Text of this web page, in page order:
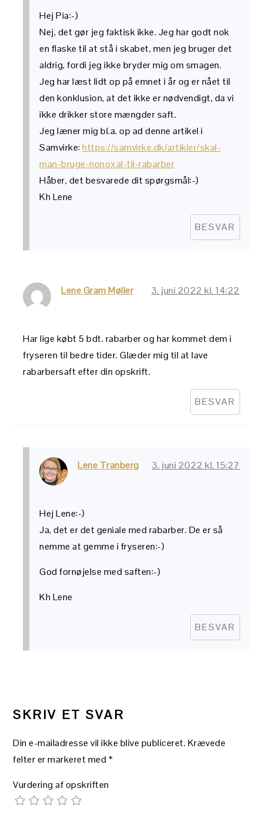
Hej Pia:-)
Nej, det gør jeg faktisk ikke. Jeg har godt nok
en flaske til at stå i skabet, men jeg bruger det
aldrig, fordi jeg ikke bryder mig om smagen.
Jeg har læst lidt op på emnet i år og er nået til
den konklusion, at det ikke er nødvendigt, da vi
ikke drikker store mængder saft.
Jeg læner mig bl.a. op ad denne artikel i
Samvirke:https://samvirke.dk/artikler/skal-
man-bruge-nonoxal-til-rabarber
Håber, det besvarede dit spørgsmål:-)
Kh Lene
BESVAR
Lene Gram Møller 3. juni 2022 kl. 14:22
Har lige købt 5 bdt. rabarber og har kommet dem i
fryseren til bedre tider. Glæder mig til at lave
rabarbersaft efter din opskrift.
BESVAR
Lene Tranberg 3. juni 2022 kl. 15:27
Hej Lene:-)
Ja, det er det geniale med rabarber. De er så
nemme at gemme i fryseren:-)
God fornøjelse med saften:-)
Kh Lene
BESVAR
SKRIV ET SVAR
Din e-mailadresse vil ikke blive publiceret.Krævede
felter er markeret med *
Vurdering af opskriften